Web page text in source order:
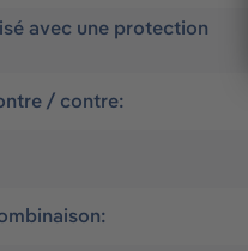
avec une protection
/ contre: